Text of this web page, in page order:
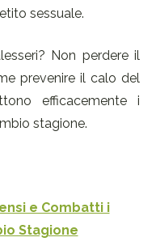
sessuale.
Non perdere il
prevenire il calo del
efficacemente i
stagione.
e Combatti i
Stagione